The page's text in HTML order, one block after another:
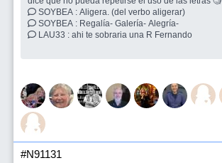
SOYBEA : Aligera. (del verbo aligerar)
SOYBEA : Regalía- Galería- Alegría-
LAU33 : ahi te sobraria una R Fernando
#N91131